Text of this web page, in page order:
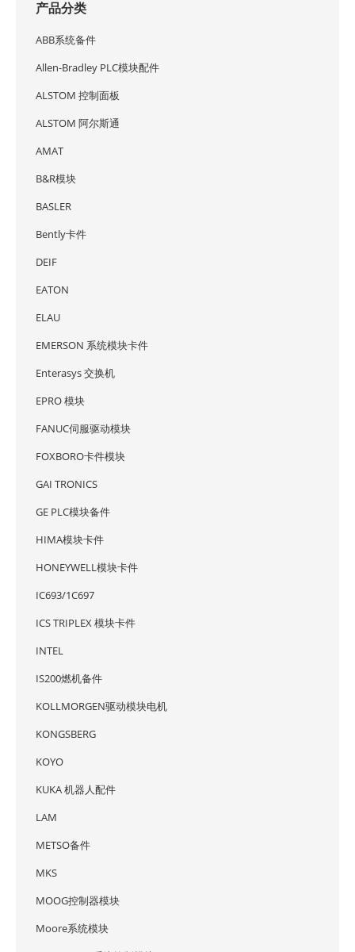
产品分类
ABB系统备件
Allen-Bradley PLC模块配件
ALSTOM 控制面板
ALSTOM 阿尔斯通
AMAT
B&R模块
BASLER
Bently卡件
DEIF
EATON
ELAU
EMERSON 系统模块卡件
Enterasys 交换机
EPRO 模块
FANUC伺服驱动模块
FOXBORO卡件模块
GAI TRONICS
GE PLC模块备件
HIMA模块卡件
HONEYWELL模块卡件
IC693/1C697
ICS TRIPLEX 模块卡件
INTEL
IS200燃机备件
KOLLMORGEN驱动模块电机
KONGSBERG
KOYO
KUKA 机器人配件
LAM
METSO备件
MKS
MOOG控制器模块
Moore系统模块